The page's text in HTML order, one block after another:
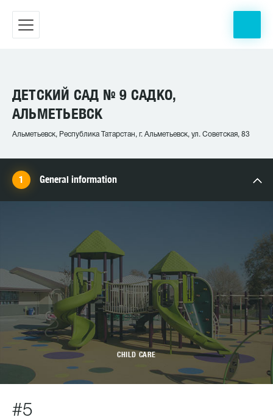
ДЕТСКИЙ САД № 9 САДКО,
АЛЬМЕТЬЕВСК
Альметьевск, Республика Татарстан, г. Альметьевск, ул. Советская, 83
General information
CHILD CARE
#5